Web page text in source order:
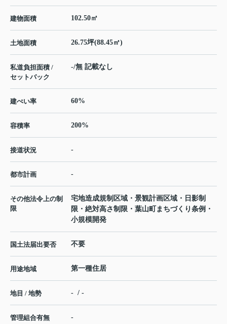
建物面積 102.50㎡
土地面積 26.75坪(88.45㎡)
私道負担面積 /
セットバック
-/無 記載なし
建ぺい率 60%
容積率 200%
接道状況 -
都市計画 -
その他法令上の制
限
宅地造成規制区域・景観計画区域・日影制
限・絶対高さ制限・葉山町まちづくり条例・
小規模開発
国土法届出要否 不要
用途地域 第一種住居
地目 / 地勢 - / -
管理組合有無 -